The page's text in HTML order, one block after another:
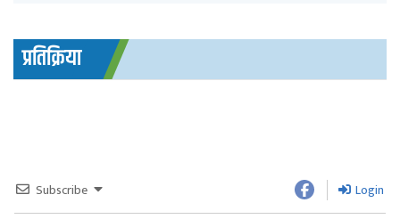
प्रतिक्रिया
Subscribe Login